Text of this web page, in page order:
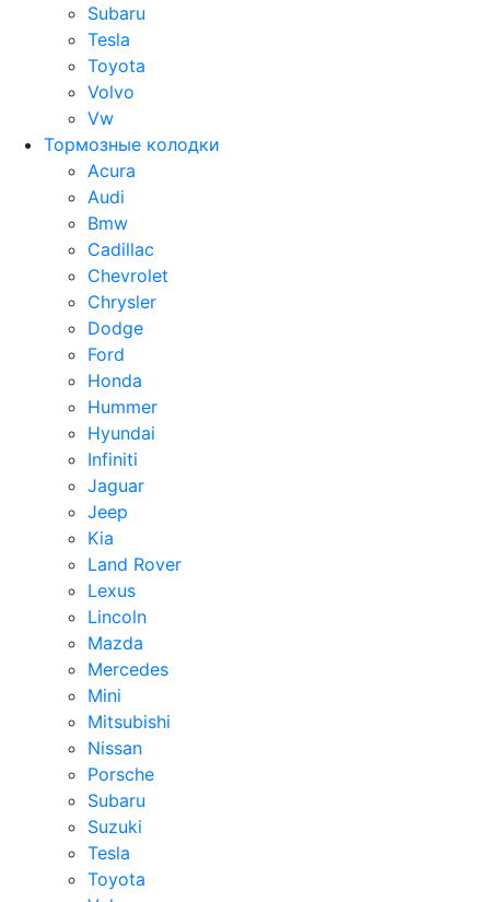
Subaru
Tesla
Toyota
Volvo
Vw
Тормозные колодки
Acura
Audi
Bmw
Cadillac
Chevrolet
Chrysler
Dodge
Ford
Honda
Hummer
Hyundai
Infiniti
Jaguar
Jeep
Kia
Land Rover
Lexus
Lincoln
Mazda
Mercedes
Mini
Mitsubishi
Nissan
Porsche
Subaru
Suzuki
Tesla
Toyota